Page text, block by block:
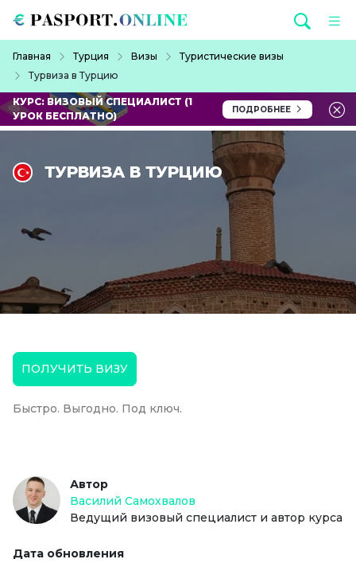
Главная Турция Визы
Туристические визы
Турвиза в Турцию
КУРС: ВИЗОВЫЙ СПЕЦИАЛИСТ (1
УРОК БЕСПЛАТНО)
ПОДРОБНЕЕ
ТУРВИЗА В ТУРЦИЮ
ПОЛУЧИТЬ ВИЗУ
Быстро. Выгодно. Под ключ.
Автор
Василий Самохвалов
Ведущий визовый специалист и автор курса
Дата обновления